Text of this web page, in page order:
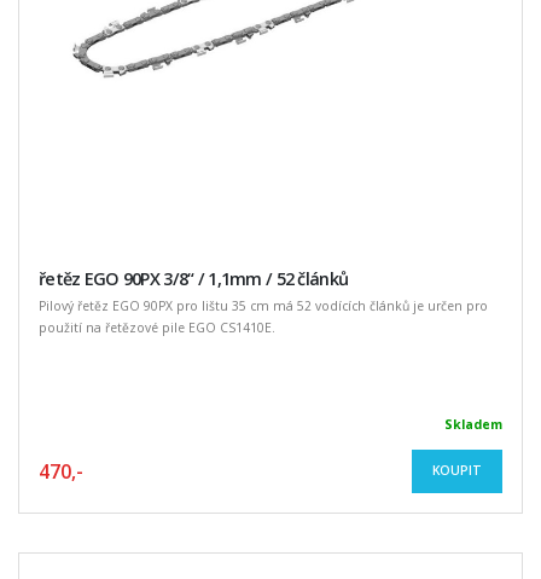
řetěz EGO 90PX 3/8“ / 1,1mm / 52 článků
Pilový řetěz EGO 90PX pro lištu 35 cm má 52 vodících článků je určen pro
použití na řetězové pile EGO CS1410E.
Skladem
470,- KOUPIT